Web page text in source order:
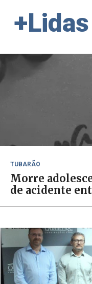
+Lidas
TUBARÃO
Morre
de acidente